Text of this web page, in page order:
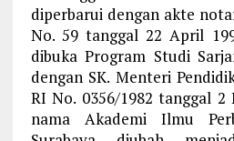
diperbarui dengan akte
No. 59 tanggal 22 April
dibuka Program Studi
dengan SK. Menteri
RI No. 0356/1982 tanggal 2
nama Akademi Ilmu